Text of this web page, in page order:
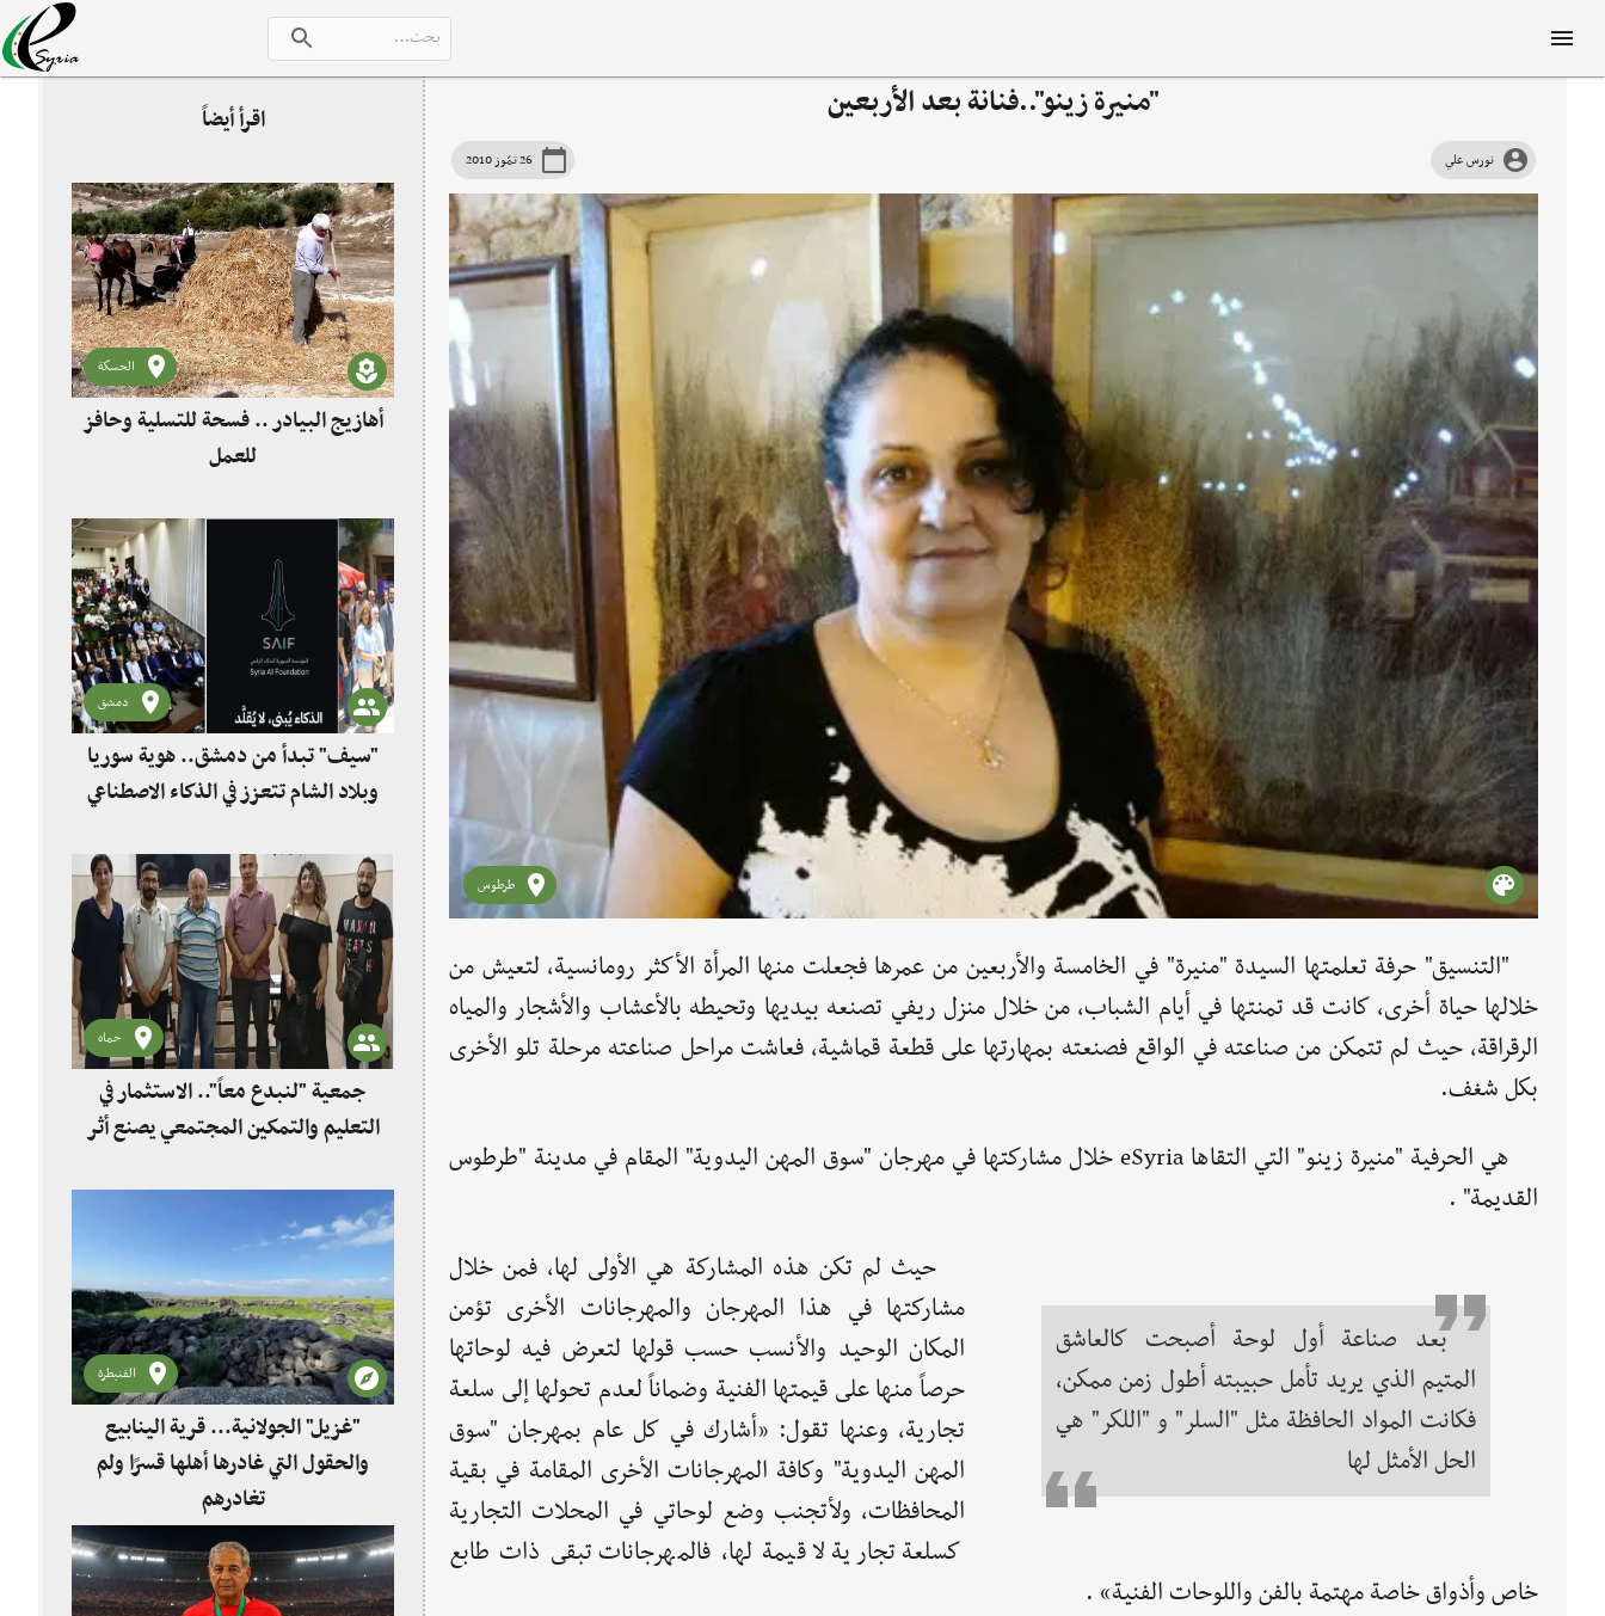
"منيرة زينو"..فنانة بعد الأربعين
نورس علي 26 تمّوز 2010
طرطوس
"التنسيق" حرفة تعلمتها السيدة "منيرة" في الخامسة والأربعين من عمرها فجعلت منها المرأة الأكثر رومانسية، لتعيش من
خلالها حياة أخرى، كانت قد تمنتها في أيام الشباب، من خلال منزل ريفي تصنعه بيديها وتحيطه بالأعشاب والأشجار والمياه
الرقراقة، حيث لم تتمكن من صناعته في الواقع فصنعته بمهارتها على قطعة قماشية، فعاشت مراحل صناعته مرحلة تلو الأخرى
بكل شغف.
هي الحرفية "منيرة زينو" التي التقاها eSyria خلال مشاركتها في مهرجان "سوق المهن اليدوية" المقام في مدينة "طرطوس
القديمة" .
بعد صناعة أول لوحة أصبحت كالعاشق
المتيم الذي يريد تأمل حبيبته أطول زمن ممكن،
فكانت المواد الحافظة مثل "السلر" و "اللكر" هي
الحل الأمثل لها
حيث لم تكن هذه المشاركة هي الأولى لها، فمن خلال
مشاركتها في هذا المهرجان والمهرجانات الأخرى تؤمن
المكان الوحيد والأنسب حسب قولها لتعرض فيه لوحاتها
حرصاً منها على قيمتها الفنية وضماناً لعدم تحولها إلى سلعة
تجارية، وعنها تقول: «أشارك في كل عام بمهرجان "سوق
المهن اليدوية" وكافة المهرجانات الأخرى المقامة في بقية
المحافظات، ولأتجنب وضع لوحاتي في المحلات التجارية
كسلعة تجارية لا قيمة لها، فالمهرجانات تبقى ذات طابع
خاص وأذواق خاصة مهتمة بالفن واللوحات الفنية» .
اقرأ أيضاً
الحسكة
أهازيج البيادر .. فسحة للتسلية وحافز
للعمل
دمشق
"سيف" تبدأ من دمشق.. هوية سوريا
وبلاد الشام تتعزز في الذكاء الاصطناعي
حماه
جمعية "لنبدع معاً".. الاستثمار في
التعليم والتمكين المجتمعي يصنع أثر
القنيطرة
"غزيل" الجولانية... قرية الينابيع
والحقول التي غادرها أهلها قسرًا ولم
تغادرهم